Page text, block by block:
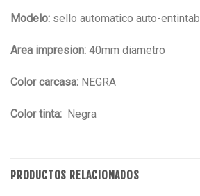
Modelo: sello automatico auto-
Area impresion: 40mm diametro
Color carcasa: NEGRA
Color tinta: Negra
PRODUCTOS RELACIONADOS